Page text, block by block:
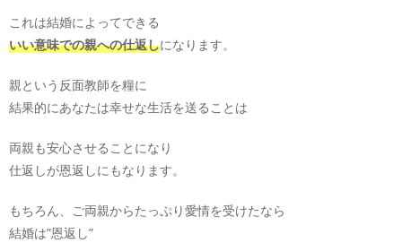
これは結婚によってできる
いい意味での親への仕返しになります。
親という反面教師を糧に
結果的にあなたは幸せな生活を送ることは
両親も安心させることになり
仕返しが恩返しにもなります。
もちろん、ご両親からたっぷり愛情を受けたなら
結婚は”恩返し”